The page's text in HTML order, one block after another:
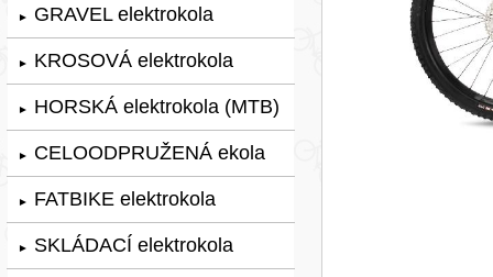
► GRAVEL elektrokola
► KROSOVÁ elektrokola
► HORSKÁ elektrokola (MTB)
► CELOODPRUŽENÁ ekola
► FATBIKE elektrokola
► SKLÁDACÍ elektrokola